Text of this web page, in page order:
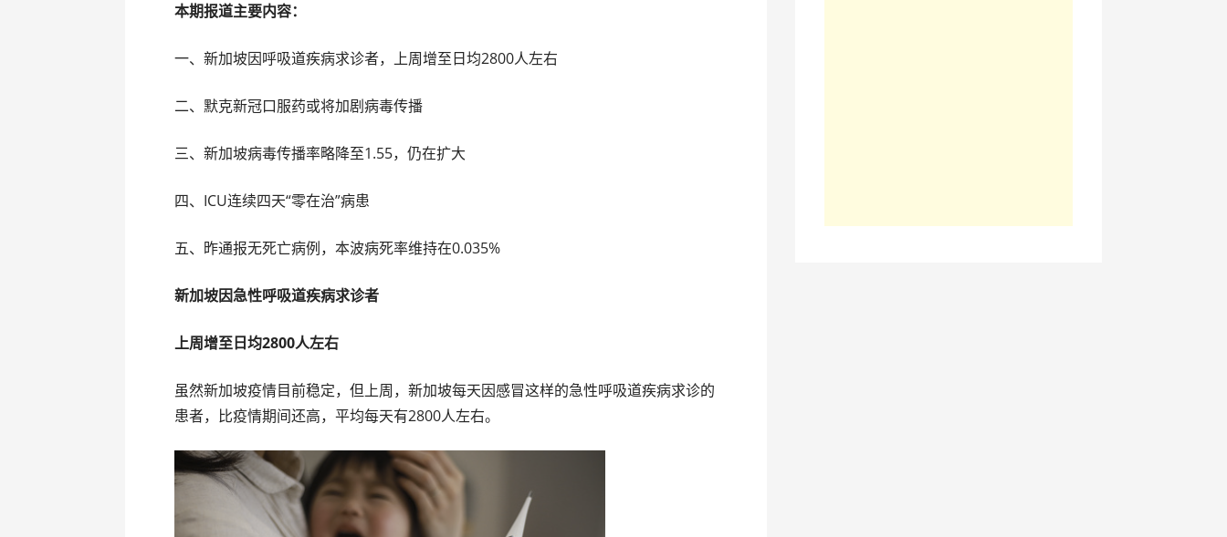
本期报道主要内容：
一、新加坡因呼吸道疾病求诊者，上周增至日均2800人左右
二、默克新冠口服药或将加剧病毒传播
三、新加坡病毒传播率略降至1.55，仍在扩大
四、ICU连续四天“零在治”病患
五、昨通报无死亡病例，本波病死率维持在0.035%
新加坡因急性呼吸道疾病求诊者
上周增至日均2800人左右
虽然新加坡疫情目前稳定，但上周，新加坡每天因感冒这样的急性呼吸道疾病求诊的
患者，比疫情期间还高，平均每天有2800人左右。